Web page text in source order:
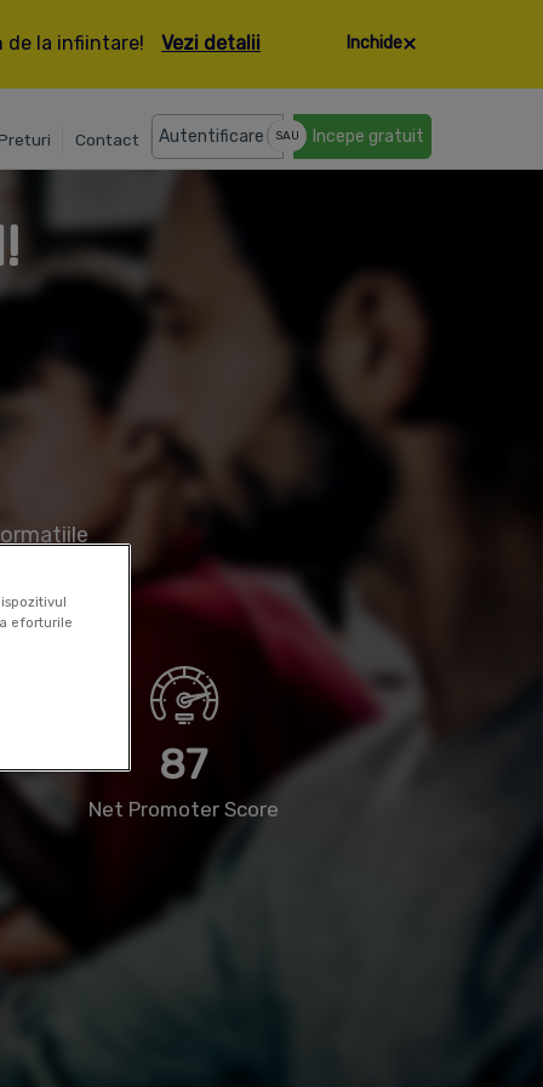
de la infiintare! Vezi detalii Inchide
Contact Autentificare SAU Incepe gratuit
87
Net Promoter Score
eforturile